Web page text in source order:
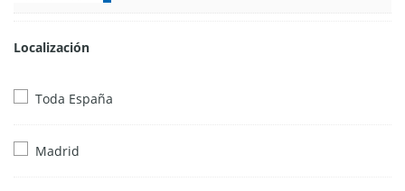
Localización
Toda España
Madrid